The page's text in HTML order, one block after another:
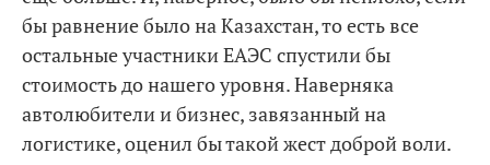
бы равнение было на Казахстан, то есть все
остальные участники ЕАЭС спустили бы
стоимость до нашего уровня. Наверняка
автолюбители и бизнес, завязанный на
логистике, оценил бы такой жест доброй воли.